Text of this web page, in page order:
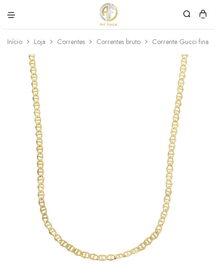
Force
personalizadas
Início Loja Correntes Correntes bruto Corrente Gucci fina